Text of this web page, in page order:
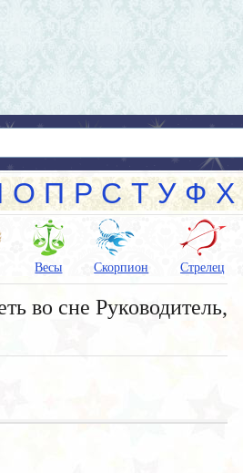
О П Р С Т У Ф Х
Весы Скорпион Стрелец
во сне Руководитель,